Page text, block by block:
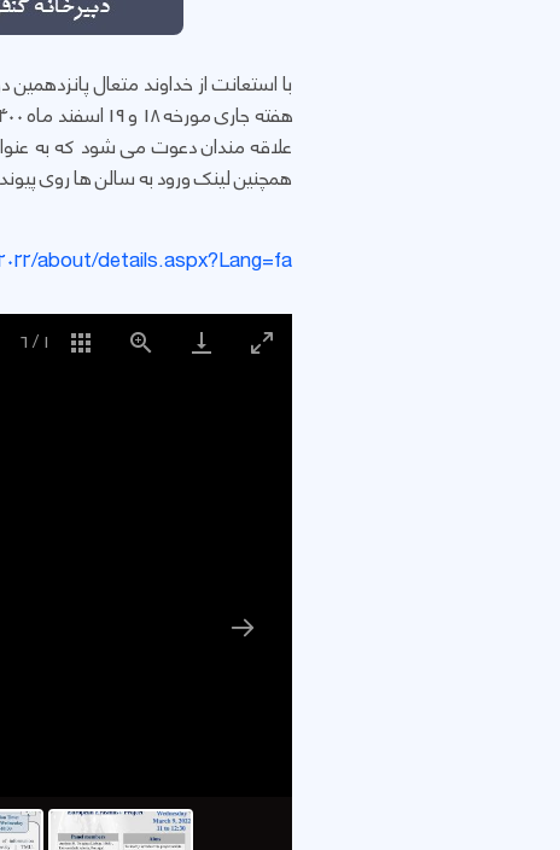
با استعانت از خداوند متعال
علاقه مندان دعوت می شود که به
همچنین لینک ورود به سالن ها روی
about/details.aspx?Lang=fa
1
/
6